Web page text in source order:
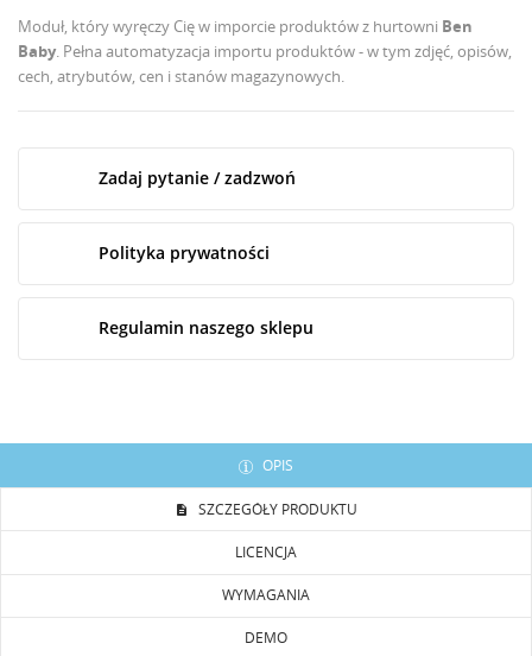
Moduł, który wyręczy Cię w imporcie produktów z hurtowni Ben
Baby. Pełna automatyzacja importu produktów - w tym zdjęć, opisów,
cech, atrybutów, cen i stanów magazynowych.
Zadaj pytanie / zadzwoń
Polityka prywatności
Regulamin naszego sklepu
OPIS
SZCZEGÓŁY PRODUKTU
LICENCJA
WYMAGANIA
DEMO